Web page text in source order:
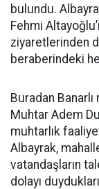
bulundu.
Fehmi
ziyaretlerinden
beraberindeki
Buradan
Muhtar Adem
muhtarlık
Albayrak,
vatandaşların
dolayı